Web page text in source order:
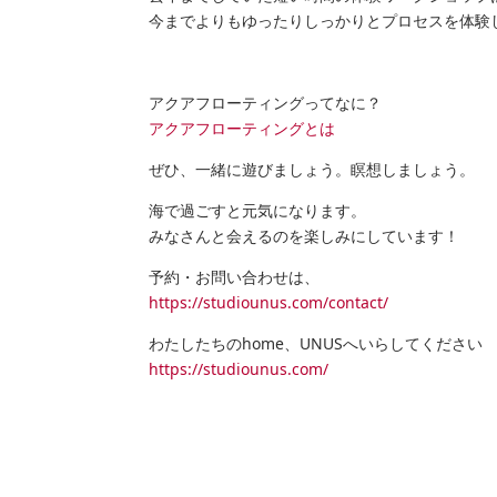
今までよりもゆったりしっかりとプロセスを体験
アクアフローティングってなに？
アクアフローティングとは
ぜひ、一緒に遊びましょう。瞑想しましょう。
海で過ごすと元気になります。
みなさんと会えるのを楽しみにしています！
予約・お問い合わせは、
https://studiounus.com/contact/
わたしたちのhome、UNUSへいらしてください
https://studiounus.com/